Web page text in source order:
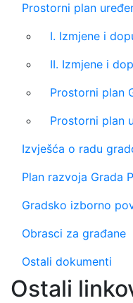
Prostorni plan
I. Izmjene i
II. Izmjene i
Prostorni plan
Prostorni plan
Izvješća o radu
Plan razvoja Grada
Gradsko izborno
Obrasci za građane
Ostali dokumenti
Ostali